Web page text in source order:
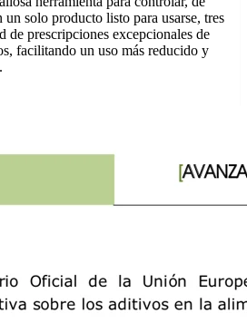
un solo producto listo para usarse, tres
de prescripciones excepcionales de
facilitando un uso más reducido y